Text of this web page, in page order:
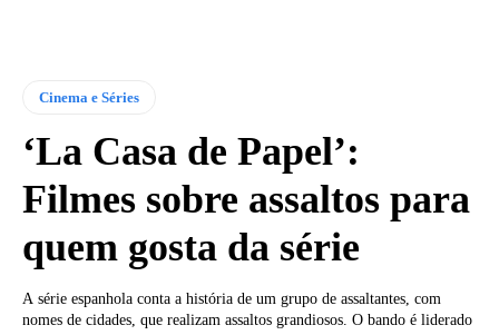
Cinema e Séries
‘La Casa de Papel’:
Filmes sobre assaltos para
quem gosta da série
A série espanhola conta a história de um grupo de assaltantes, com
nomes de cidades, que realizam assaltos grandiosos. O bando é liderado